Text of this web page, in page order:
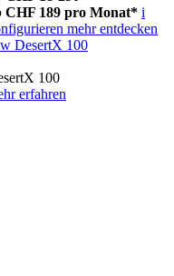
CHF 189 pro Monat* i
mehr entdecken
DesertX 100
100
erfahren